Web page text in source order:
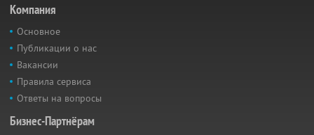
Компания
Основное
Публикации о нас
Вакансии
Правила сервиса
Ответы на вопросы
Бизнес-Партнёрам